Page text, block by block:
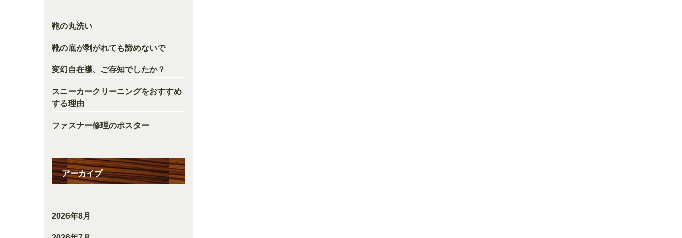
鞄の丸洗い
靴の底が剥がれても諦めないで
変幻自在襟、ご存知でしたか？
スニーカークリーニングをおすすめ
する理由
ファスナー修理のポスター
アーカイブ
2026年8月